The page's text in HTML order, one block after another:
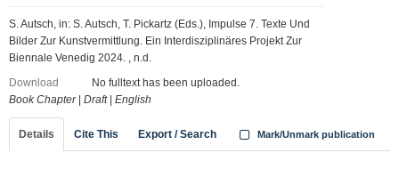
S. Autsch, in: S. Autsch, T. Pickartz (Eds.), Impulse 7. Texte Und
Bilder Zur Kunstvermittlung. Ein Interdisziplinäres Projekt Zur
Biennale Venedig 2024. , n.d.
Download
No fulltext has been uploaded.
Book Chapter| Draft| English
Details Cite This Export / Search Mark/Unmark publication